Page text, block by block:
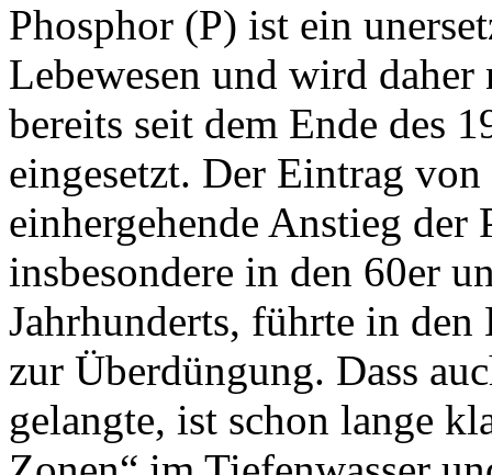
Phosphor (P) ist ein
Lebewesen und wird daher
bereits seit dem Ende des
eingesetzt. Der Eintrag
einhergehende Anstieg
insbesondere in den 60er
Jahrhunderts, führte in
zur Überdüngung. Dass
gelangte, ist schon lange